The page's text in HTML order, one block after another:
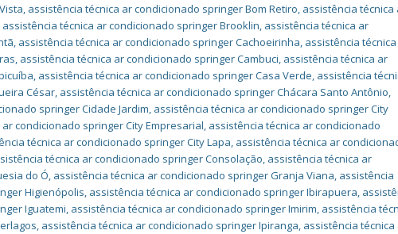
, assistência técnica ar condicionado springer Bom Retiro, assistência técnica
assistência técnica ar condicionado springer Brooklin, assistência técnica ar
, assistência técnica ar condicionado springer Cachoeirinha, assistência
, assistência técnica ar condicionado springer Cambuci, assistência técnica ar
, assistência técnica ar condicionado springer Casa Verde, assistência
César, assistência técnica ar condicionado springer Chácara Santo Antônio,
springer Cidade Jardim, assistência técnica ar condicionado springer City
condicionado springer City Empresarial, assistência técnica ar condicionado
técnica ar condicionado springer City Lapa, assistência técnica ar
técnica ar condicionado springer Consolação, assistência técnica ar
do Ó, assistência técnica ar condicionado springer Granja Viana, assistência
Higienópolis, assistência técnica ar condicionado springer Ibirapuera,
Iguatemi, assistência técnica ar condicionado springer Imirim, assistência
, assistência técnica ar condicionado springer Ipiranga, assistência técnica